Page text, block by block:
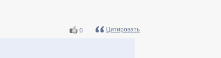
0 Цитировать